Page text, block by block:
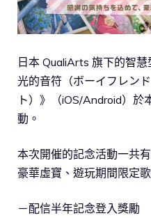
日本 QualiArts 旗下的智
光的音符（ボーイフレン
ト）》（iOS/Android）
動。
本次開催的記念活動一共
豪華虛寶、遊玩期間限定歌
－配信半年記念登入獎勵